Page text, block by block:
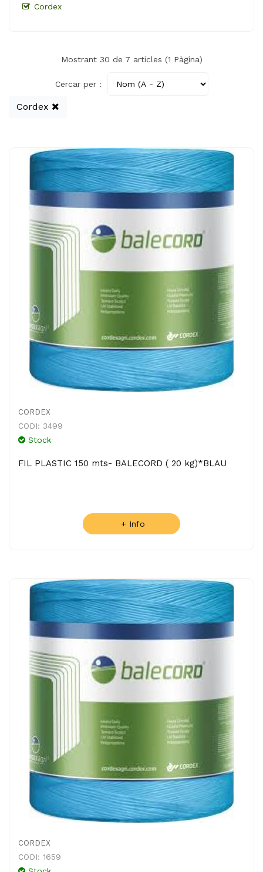
Cordex
Mostrant 30 de 7 articles (1 Pàgina)
Cercar per :
Cordex
CORDEX
CODI: 3499
Stock
FIL PLASTIC 150 mts- BALECORD ( 20 kg)*BLAU
+ Info
CORDEX
CODI: 1659